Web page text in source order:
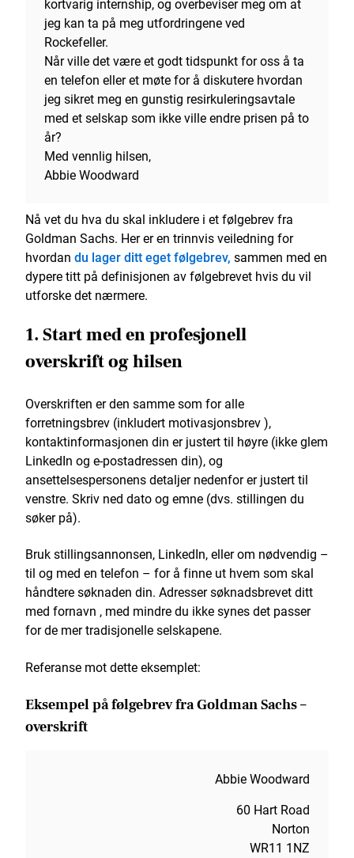
kortvarig internship, og overbeviser meg om at
jeg kan ta på meg utfordringene ved
Rockefeller.
Når ville det være et godt tidspunkt for oss å ta
en telefon eller et møte for å diskutere hvordan
jeg sikret meg en gunstig resirkuleringsavtale
med et selskap som ikke ville endre prisen på to
år?
Med vennlig hilsen,
Abbie Woodward
Nå vet du hva du skal inkludere i et følgebrev fra
Goldman Sachs. Her er en trinnvis veiledning for
hvordan du lager ditt eget følgebrev, sammen med en
dypere titt på definisjonen av følgebrevet hvis du vil
utforske det nærmere.
1. Start med en profesjonell
overskrift og hilsen
Overskriften er den samme som for alle
forretningsbrev (inkludert motivasjonsbrev ),
kontaktinformasjonen din er justert til høyre (ikke glem
LinkedIn og e-postadressen din), og
ansettelsespersonens detaljer nedenfor er justert til
venstre. Skriv ned dato og emne (dvs. stillingen du
søker på).
Bruk stillingsannonsen, LinkedIn, eller om nødvendig –
til og med en telefon – for å finne ut hvem som skal
håndtere søknaden din. Adresser søknadsbrevet ditt
med fornavn , med mindre du ikke synes det passer
for de mer tradisjonelle selskapene.
Referanse mot dette eksemplet:
Eksempel på følgebrev fra Goldman Sachs –
overskrift
Abbie Woodward
60 Hart Road
Norton
WR11 1NZ